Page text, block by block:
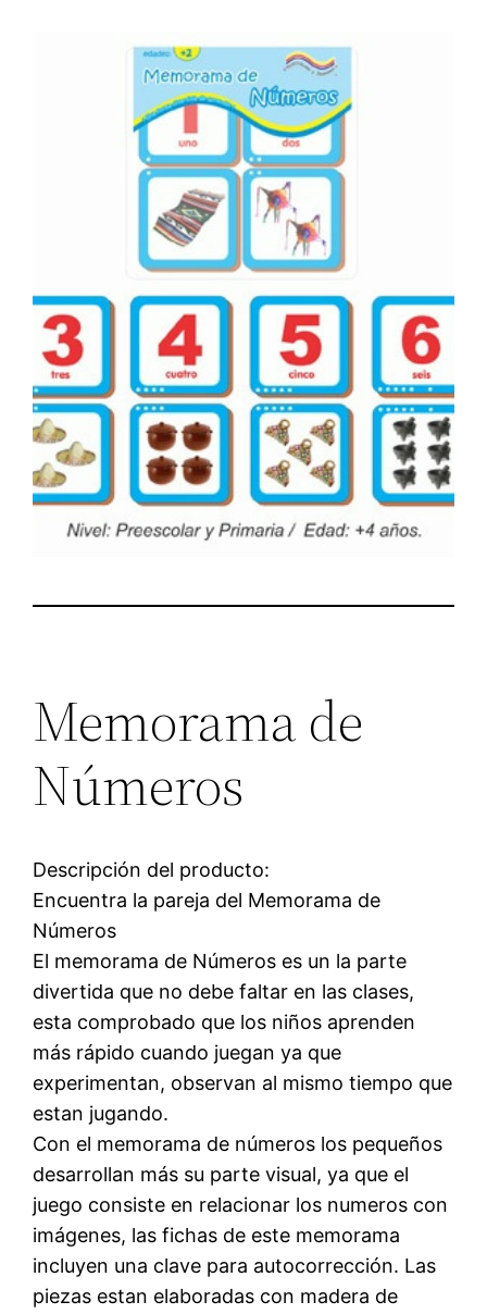
Memorama de
Números
Descripción del producto:
Encuentra la pareja del Memorama de
Números
El memorama de Números es un la parte
divertida que no debe faltar en las clases,
esta comprobado que los niños aprenden
más rápido cuando juegan ya que
experimentan, observan al mismo tiempo que
estan jugando.
Con el memorama de números los pequeños
desarrollan más su parte visual, ya que el
juego consiste en relacionar los numeros con
imágenes, las fichas de este memorama
incluyen una clave para autocorrección. Las
piezas estan elaboradas con madera de